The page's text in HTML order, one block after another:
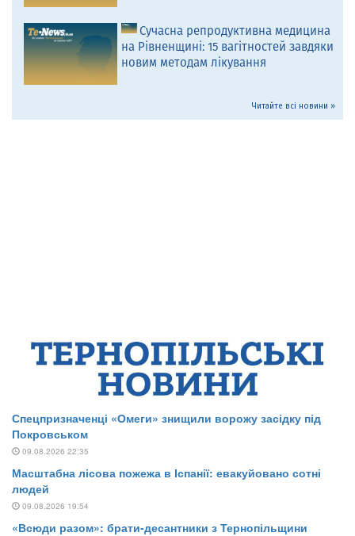
Сучасна репродуктивна медицина
на Рівненщині: 15 вагітностей завдяки
новим методам лікування
Читайте всі новини »